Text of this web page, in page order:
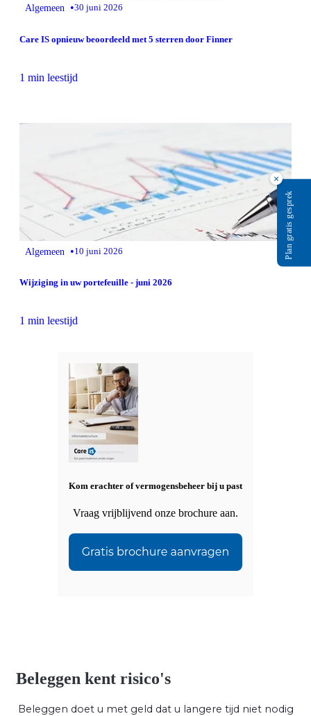
Algemeen •30 juni 2026
Care IS opnieuw beoordeeld met 5 sterren door Finner
1 min leestijd
Algemeen •10 juni 2026
Wijziging in uw portefeuille - juni 2026
1 min leestijd
Kom erachter of vermogensbeheer bij u past
Vraag vrijblijvend onze brochure aan.
Beleggen kent risico's
Beleggen doet u met geld dat u langere tijd niet nodig
×
Plan gratis gesprek